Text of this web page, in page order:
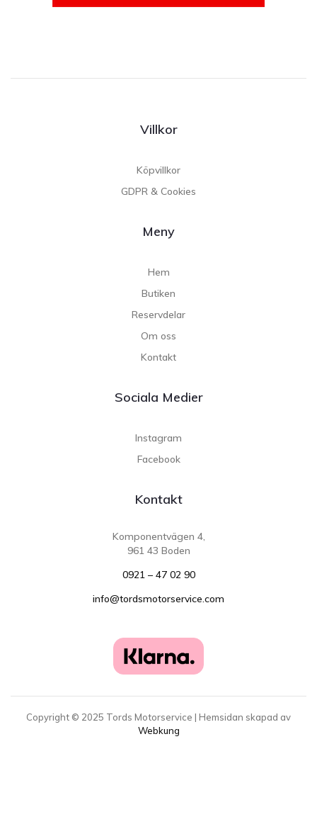
Villkor
Köpvillkor
GDPR & Cookies
Meny
Hem
Butiken
Reservdelar
Om oss
Kontakt
Sociala Medier
Instagram
Facebook
Kontakt
Komponentvägen 4,
961 43 Boden
0921 – 47 02 90
info@tordsmotorservice.com
Copyright © 2025 Tords Motorservice | Hemsidan skapad av
Webkung